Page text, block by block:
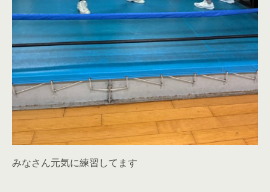
みなさん元気に練習してます